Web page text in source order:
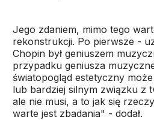
Jego zdaniem, mimo tego
rekonstrukcji. Po pierwsze -
Chopin był geniuszem
przypadku geniusza
światopogląd estetyczny
lub bardziej silnym związku z
ale nie musi, a to jak się
warte jest zbadania" - dodał.